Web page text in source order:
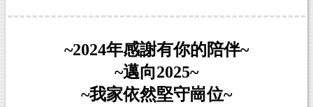
~2024年感謝有你的陪伴~
~邁向2025~
~我家依然堅守崗位~